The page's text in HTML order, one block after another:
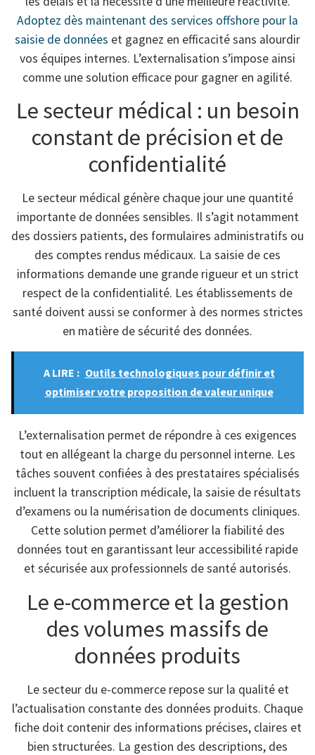
Adoptez dès maintenant des services offshore pour la
saisie de données et gagnez en efficacité sans alourdir
vos équipes internes. L’externalisation s’impose ainsi
comme une solution efficace pour gagner en agilité.
Le secteur médical : un besoin
constant de précision et de
confidentialité
Le secteur médical génère chaque jour une quantité
importante de données sensibles. Il s’agit notamment
des dossiers patients, des formulaires administratifs ou
des comptes rendus médicaux. La saisie de ces
informations demande une grande rigueur et un strict
respect de la confidentialité. Les établissements de
santé doivent aussi se conformer à des normes strictes
en matière de sécurité des données.
A LIRE : Outils technologiques pour définir et
optimiser votre proposition de valeur unique
L’externalisation permet de répondre à ces exigences
tout en allégeant la charge du personnel interne. Les
tâches souvent confiées à des prestataires spécialisés
incluent la transcription médicale, la saisie de résultats
d’examens ou la numérisation de documents cliniques.
Cette solution permet d’améliorer la fiabilité des
données tout en garantissant leur accessibilité rapide
et sécurisée aux professionnels de santé autorisés.
Le e-commerce et la gestion
des volumes massifs de
données produits
Le secteur du e-commerce repose sur la qualité et
l’actualisation constante des données produits. Chaque
fiche doit contenir des informations précises, claires et
bien structurées. La gestion des descriptions, des